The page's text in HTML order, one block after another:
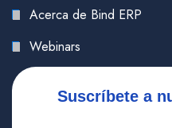
Acerca de Bind ERP
Webinars
Suscríbete a